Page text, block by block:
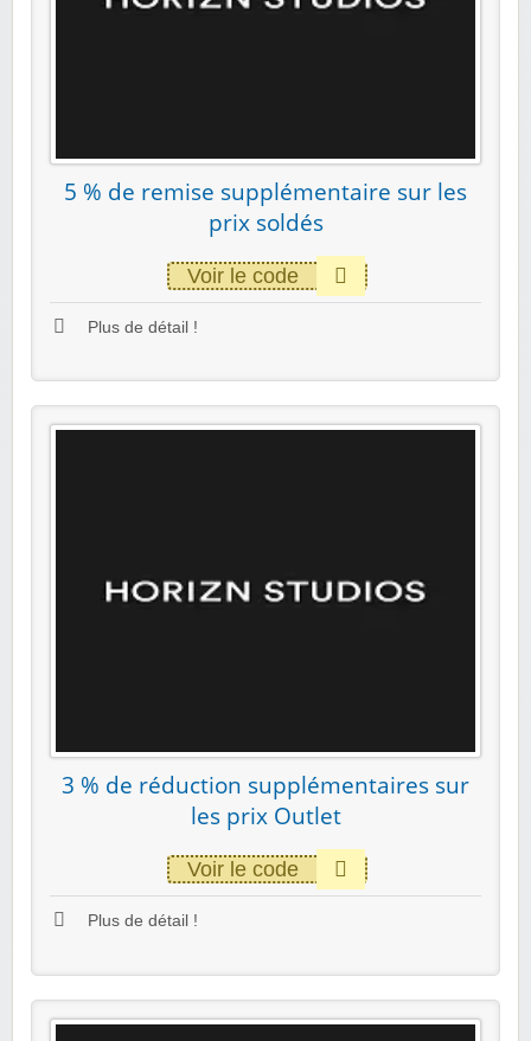
5 % de remise supplémentaire sur les
prix soldés
Voir le code
Plus de détail !
3 % de réduction supplémentaires sur
les prix Outlet
Voir le code
Plus de détail !